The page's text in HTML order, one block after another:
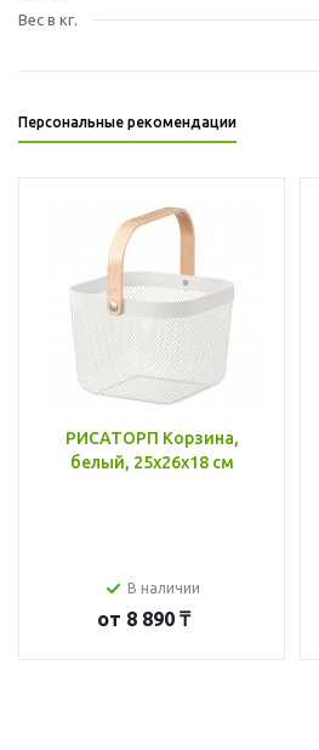
Вес в кг.
Персональные рекомендации
РИСАТОРП Корзина,
белый, 25x26x18 см
В наличии
от 8 890 ₸